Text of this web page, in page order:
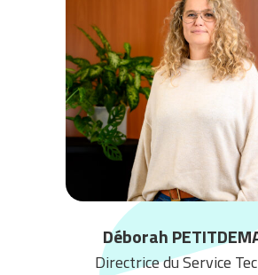
Déborah
Directrice du Service